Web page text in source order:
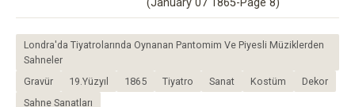
Londra'da Tiyatrolarında Oynanan Pantomim Ve Piyesli Müziklerden
Sahneler
Gravür
19.Yüzyıl 1865 Tiyatro Sanat Kostüm
Dekor
Sahne Sanatları